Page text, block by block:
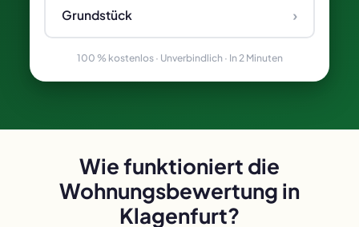
Grundstück ›
100 % kostenlos · Unverbindlich · In 2 Minuten
Wie funktioniert die
Wohnungsbewertung in
Klagenfurt?